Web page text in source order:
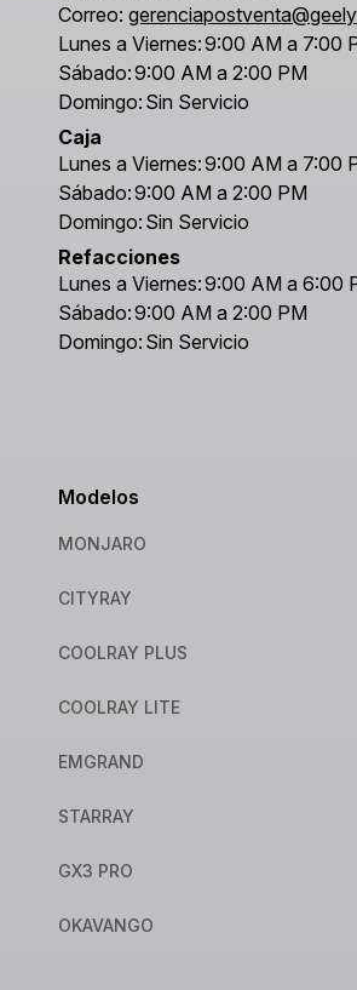
Correo:
Lunes a Viernes:9:00 AM a 7:00
Sábado:9:00 AM a 2:00 PM
Domingo: Sin Servicio
Caja
Lunes a Viernes:9:00 AM a 7:00
Sábado:9:00 AM a 2:00 PM
Domingo: Sin Servicio
Refacciones
Lunes a Viernes:9:00 AM a 6:00
Sábado:9:00 AM a 2:00 PM
Domingo: Sin Servicio
Modelos
MONJARO
CITYRAY
COOLRAY PLUS
COOLRAY LITE
EMGRAND
STARRAY
GX3 PRO
OKAVANGO